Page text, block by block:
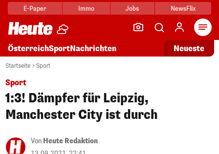
E-Paper Immo Jobs NewsFlix
ÖsterreichSportNachrichten Neueste
Startseite Sport
Sport
1:3! Dämpfer für Leipzig,
Manchester City ist durch
Von Heute Redaktion